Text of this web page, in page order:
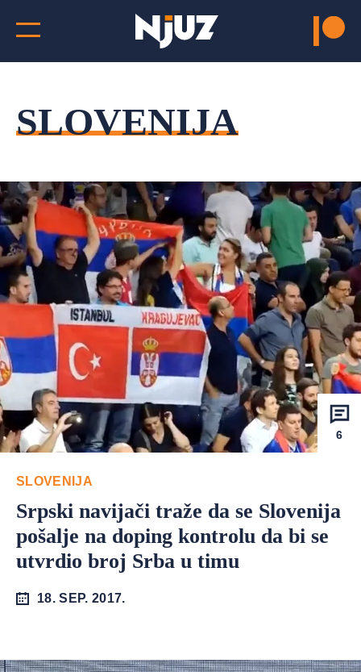
SLOVENIJA
6
SLOVENIJA
Srpski navijači traže da se Slovenija
pošalje na doping kontrolu da bi se
utvrdio broj Srba u timu
18. SEP. 2017.